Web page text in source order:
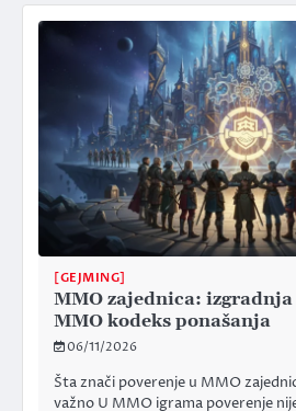
[GEJMING]
MMO zajednica:
MMO kodeks ponašanja
06/11/2026
Šta znači poverenje u MMO
važno U MMO igrama poverenje